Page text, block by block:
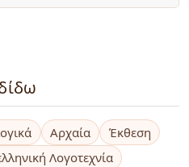
Αρχαία
Έκθεση
Λογοτεχνία